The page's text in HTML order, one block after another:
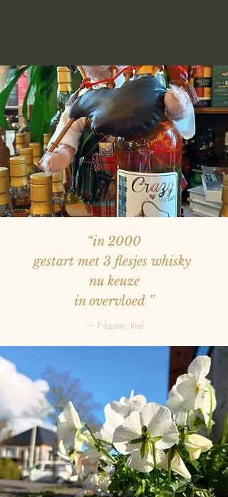
“in 2000
gestart met 3 flesjes whisky
nu keuze
in overvloed ”
— Naam, titel